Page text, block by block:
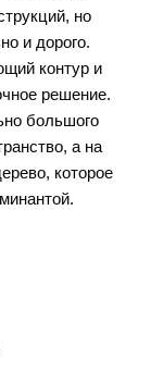
но
и дорого.
контур и
решение.
большого
а на
которое